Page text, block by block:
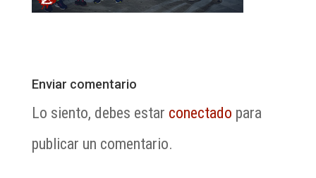
Enviar comentario
Lo siento, debes estar conectado para
publicar un comentario.